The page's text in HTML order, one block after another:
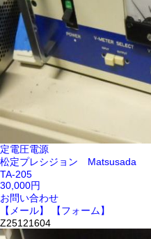
定電圧電源
松定プレシジョン Matsusada
TA-205
30,000円
お問い合わせ
【メール】
【フォーム】
Z25121604